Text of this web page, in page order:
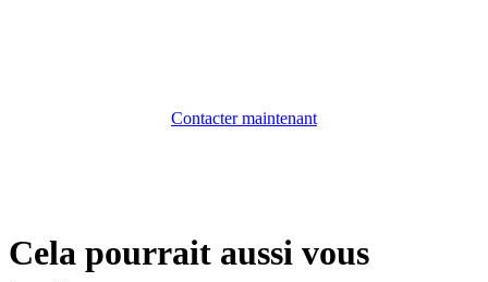
Contacter maintenant
Cela pourrait aussi vous